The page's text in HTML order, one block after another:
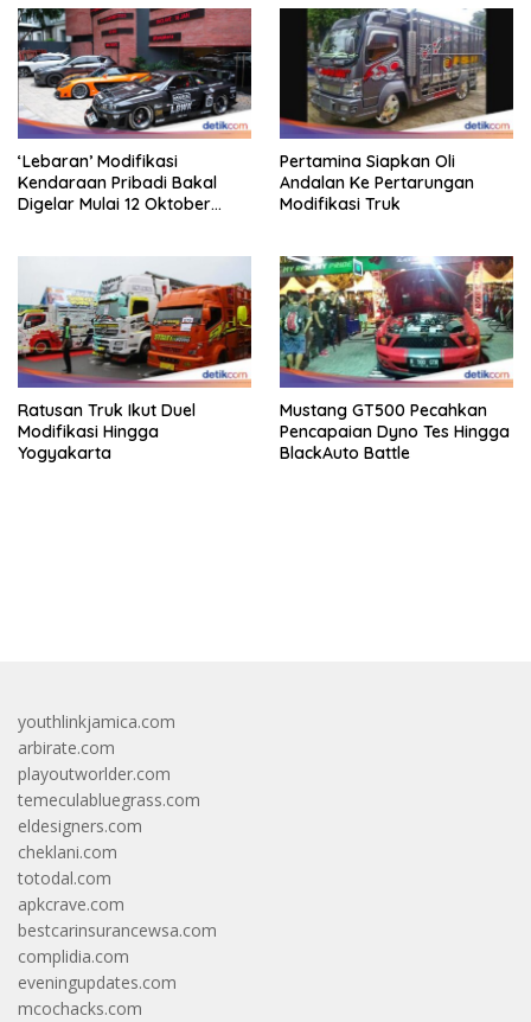
‘Lebaran’ Modifikasi
Kendaraan Pribadi Bakal
Digelar Mulai 12 Oktober
Pertamina Siapkan Oli
Andalan Ke Pertarungan
Modifikasi Truk
Ratusan Truk Ikut Duel
Modifikasi Hingga
Yogyakarta
Mustang GT500 Pecahkan
Pencapaian Dyno Tes Hingga
BlackAuto Battle
youthlinkjamica.com
arbirate.com
playoutworlder.com
temeculabluegrass.com
eldesigners.com
cheklani.com
totodal.com
apkcrave.com
bestcarinsurancewsa.com
complidia.com
eveningupdates.com
mcochacks.com